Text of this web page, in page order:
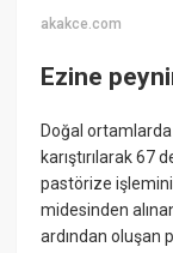
akakce.com
Ezine
Doğal
karıştırılarak 67
pastörize
midesinden
ardından oluşan